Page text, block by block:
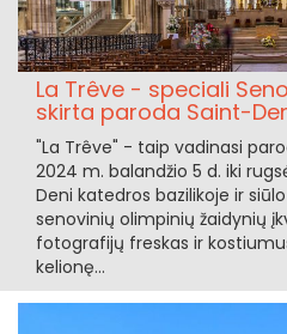
La Trêve - speciali
skirta paroda Saint-
"La Trêve" - taip vadinasi
2024 m. balandžio 5 d. iki
Deni katedros bazilikoje ir
senovinių olimpinių žaidynių
fotografijų freskas ir
kelionę...